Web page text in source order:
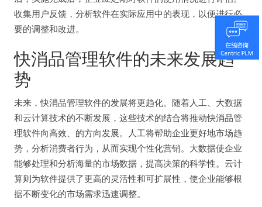
收集用户反馈，分析软件在实际应用中的表现，以便进行必
要的调整和改进。
快消品管理软件的未来发展趋
势
未来，快消品管理软件的发展将更趋化。随着人工、大数据
和云计算技术的不断发展，这些技术的结合将推动快消品管
理软件向高效、的方向发展。人工将帮助企业更好地市场趋
势，分析消费者行为，从而实现个性化营销。大数据使企业
能够处理和分析海量的市场数据，提高决策的科学性。云计
算则为软件提供了更高的灵活性和可扩展性，使企业能够根
据不断变化的市场需求迅速调整。